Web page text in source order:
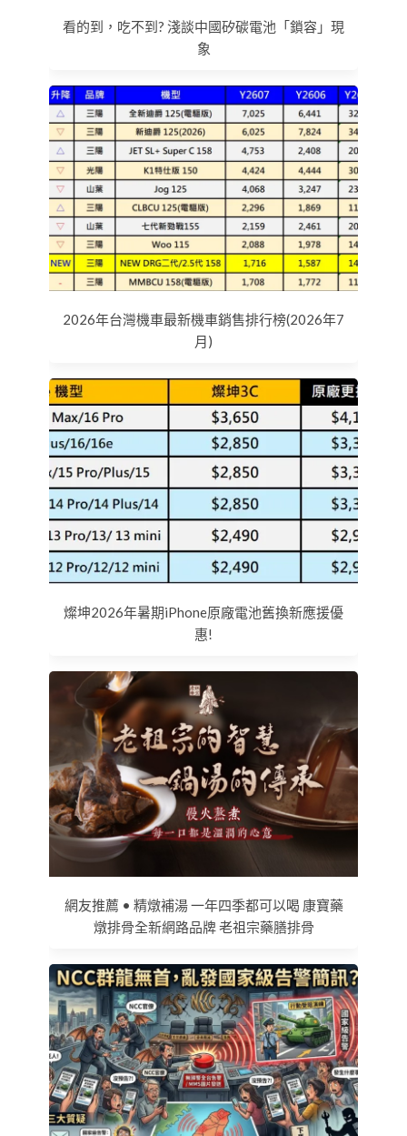
看的到，吃不到? 淺談中國矽碳電池「鎖容」現
象
2026年台灣機車最新機車銷售排行榜(2026年7
月)
燦坤2026年暑期iPhone原廠電池舊換新應援優
惠!
網友推薦 • 精燉補湯 一年四季都可以喝 康寶藥
燉排骨全新網路品牌 老祖宗藥膳排骨